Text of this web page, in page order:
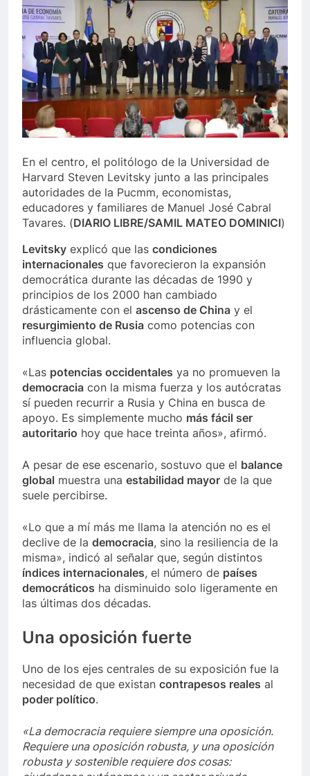
En el centro, el politólogo de la Universidad de
Harvard Steven Levitsky junto a las principales
autoridades de la Pucmm, economistas,
educadores y familiares de Manuel José Cabral
Tavares. (DIARIO LIBRE/SAMIL MATEO DOMINICI)
Levitsky explicó que las condiciones
internacionales que favorecieron la expansión
democrática durante las décadas de 1990 y
principios de los 2000 han cambiado
drásticamente con el ascenso de China y el
resurgimiento de Rusia como potencias con
influencia global.
«Las potencias occidentales ya no promueven la
democracia con la misma fuerza y los autócratas
sí pueden recurrir a Rusia y China en busca de
apoyo. Es simplemente mucho más fácil ser
autoritario hoy que hace treinta años», afirmó.
A pesar de ese escenario, sostuvo que el balance
global muestra una estabilidad mayor de la que
suele percibirse.
«Lo que a mí más me llama la atención no es el
declive de la democracia, sino la resiliencia de la
misma», indicó al señalar que, según distintos
índices internacionales, el número de países
democráticos ha disminuido solo ligeramente en
las últimas dos décadas.
Una oposición fuerte
Uno de los ejes centrales de su exposición fue la
necesidad de que existan contrapesos reales al
poder político.
«La democracia requiere siempre una oposición.
Requiere una oposición robusta, y una oposición
robusta y sostenible requiere dos cosas: